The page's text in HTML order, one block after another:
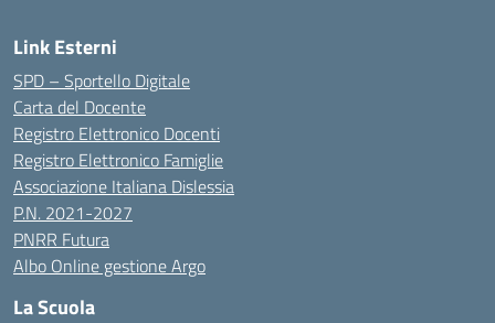
Link Esterni
SPD – Sportello Digitale
Carta del Docente
Registro Elettronico Docenti
Registro Elettronico Famiglie
Associazione Italiana Dislessia
P.N. 2021-2027
PNRR Futura
Albo Online gestione Argo
La Scuola